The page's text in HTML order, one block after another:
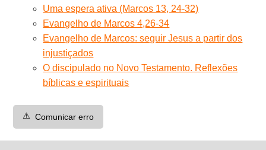
Uma espera ativa (Marcos 13, 24-32)
Evangelho de Marcos 4,26-34
Evangelho de Marcos: seguir Jesus a partir dos
injustiçados
O discipulado no Novo Testamento. Reflexões
bíblicas e espirituais
⚠️ Comunicar erro